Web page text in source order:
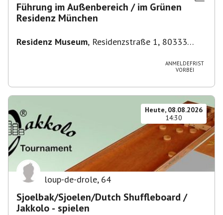
Führung im Außenbereich / im Grünen
Residenz München
Residenz Museum, Residenzstraße 1, 80333
ANMELDEFRIST
VORBEI
Heute, 08.08.2026
14:30
loup-de-drole, 64
Sjoelbak/Sjoelen/Dutch Shuffleboard /
Jakkolo - spielen